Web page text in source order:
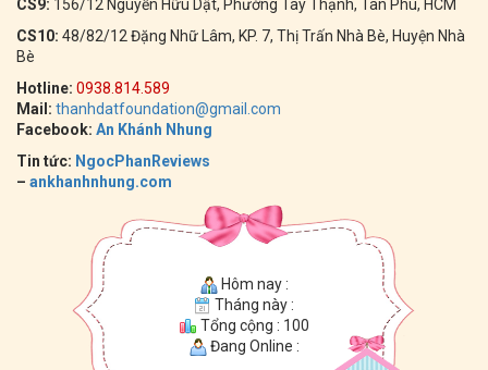
CS9: 156/12 Nguyễn Hữu Dật, Phường Tây Thạnh, Tân Phú, HCM
CS10: 48/82/12 Đặng Nhữ Lâm, KP. 7, Thị Trấn Nhà Bè, Huyện Nhà
Bè
Hotline: 0938.814.589
Mail: thanhdatfoundation@gmail.com
Facebook: An Khánh Nhung
Tin tức: NgocPhanReviews
– ankhanhnhung.com
Hôm nay :
Tháng này :
Tổng cộng : 100
Đang Online :